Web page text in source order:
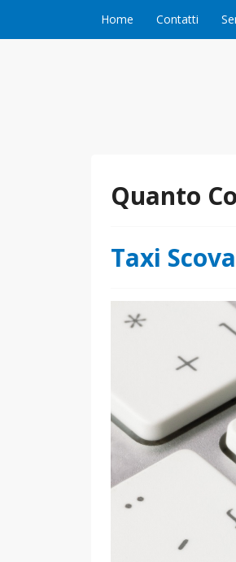
Home Contatti
Quanto
Taxi